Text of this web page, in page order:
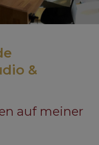
&
auf meiner